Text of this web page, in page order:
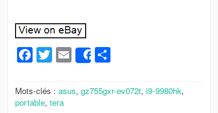
Facebook
Twitter
Email
Share
Mots-clés : asus, gz755gxr-ev072t, i9-9980hk,
portable, tera